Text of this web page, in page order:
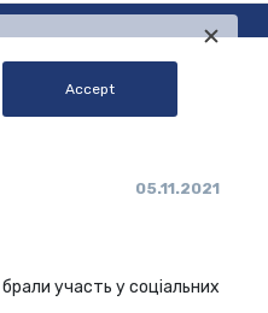
05.11.2021
участь у соціальних
Accept